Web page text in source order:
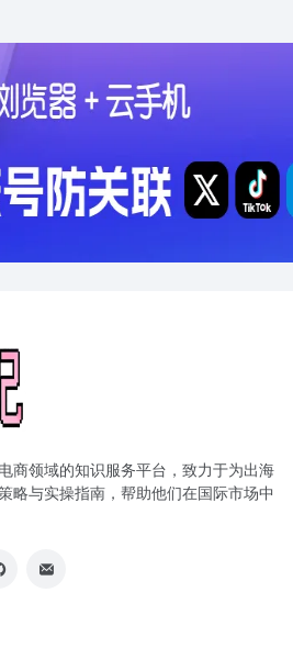
商领域的知识服务平台，致力于为出海
略与实操指南，帮助他们在国际市场中